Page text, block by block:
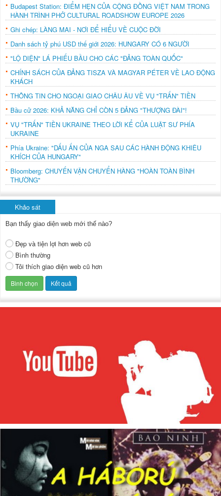
Budapest Station: ĐIỂM HẸN CỦA CỘNG ĐỒNG VIỆT NAM TRONG
HÀNH TRÌNH PHỞ CULTURAL ROADSHOW EUROPE 2026
Ghi chép: LÀNG MAI - NƠI ĐỂ HIỂU VỀ CUỘC ĐỜI
Danh sách tỷ phú USD thế giới 2026: HUNGARY CÓ 6 NGƯỜI
"LỘ DIỆN" LÁ PHIẾU BẦU CHO CÁC "ĐẢNG TOÀN QUỐC"
CHÍNH SÁCH CỦA ĐẢNG TISZA VÀ MAGYAR PÉTER VỀ LAO ĐỘNG
KHÁCH
THÔNG TIN CHO NGOẠI GIAO CHÂU ÂU VỀ VỤ "TRẤN" TIỀN
Bầu cử 2026: KHẢ NĂNG CHỈ CÒN 5 ĐẢNG "THƯỢNG ĐÀI"!
VỤ "TRẤN" TIỀN UKRAINE THEO LỜI KỂ CỦA LUẬT SƯ PHÍA
UKRAINE
Phía Ukraine: "DẤU ẤN CỦA NGA SAU CÁC HÀNH ĐỘNG KHIÊU
KHÍCH CỦA HUNGARY"
Bloomberg: CHUYẾN VẬN CHUYỂN HÀNG "HOÀN TOÀN BÌNH
THƯỜNG"
Khảo sát
Bạn thấy giao diện web mới thế nào?
Đẹp và tiện lợi hơn web cũ
Bình thường
Tôi thích giao diện web cũ hơn